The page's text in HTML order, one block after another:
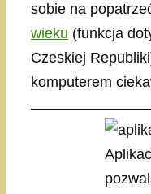
sobie na
wieku (funkcja
Czeskiej
komputerem